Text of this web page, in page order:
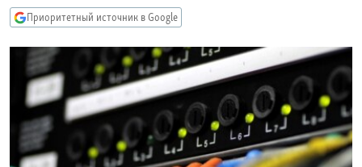
Вернутся
поиску
КАВКАЗ.РЕАЛИИ
СЕВЕР.РЕАЛИИ
СИБИРЬ.РЕАЛИИ
РАСПИСАНИЕ ВЕЩАНИЯ
ПОДПИШИТЕСЬ НА РАССЫЛКУ
Приоритетный источник в Google